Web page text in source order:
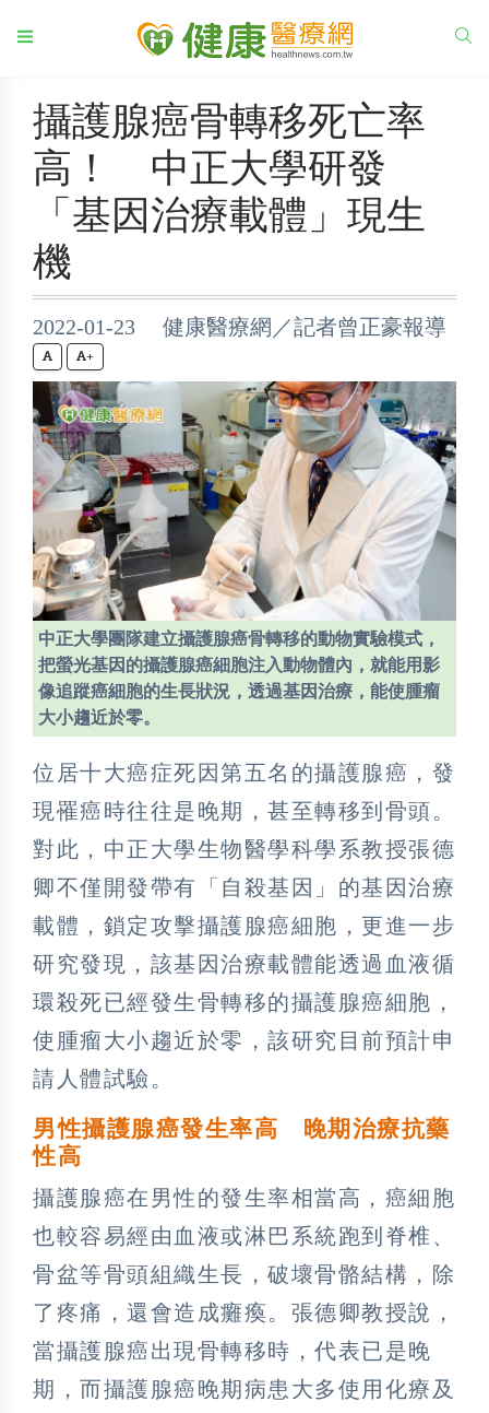
攝護腺癌骨轉移死亡率
高！ 中正大學研發
「基因治療載體」現生
機
2022-01-23 健康醫療網／記者曾正豪報導
+
中正大學團隊建立攝護腺癌骨轉移的動物實驗模式，
把螢光基因的攝護腺癌細胞注入動物體內，就能用影
像追蹤癌細胞的生長狀況，透過基因治療，能使腫瘤
大小趨近於零。
位居十大癌症死因第五名的攝護腺癌，發
現罹癌時往往是晚期，甚至轉移到骨頭。
對此，中正大學生物醫學科學系教授張德
卿不僅開發帶有「自殺基因」的基因治療
載體，鎖定攻擊攝護腺癌細胞，更進一步
研究發現，該基因治療載體能透過血液循
環殺死已經發生骨轉移的攝護腺癌細胞，
使腫瘤大小趨近於零，該研究目前預計申
請人體試驗。
男性攝護腺癌發生率高 晚期治療抗藥
性高
攝護腺癌在男性的發生率相當高，癌細胞
也較容易經由血液或淋巴系統跑到脊椎、
骨盆等骨頭組織生長，破壞骨骼結構，除
了疼痛，還會造成癱瘓。張德卿教授說，
當攝護腺癌出現骨轉移時，代表已是晚
期，而攝護腺癌晚期病患大多使用化療及